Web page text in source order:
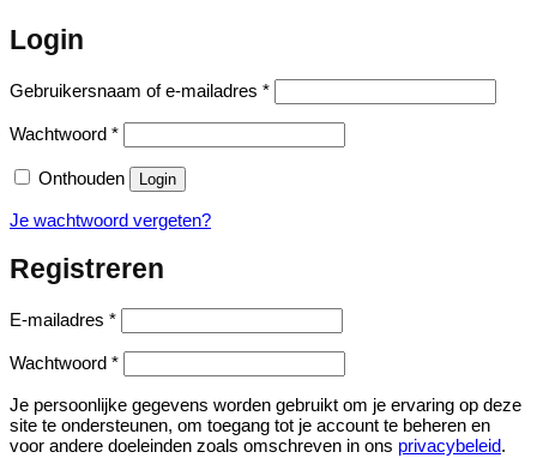
Login
Gebruikersnaam of e-mailadres *Vereist
Wachtwoord *Vereist
Onthouden Login
Je wachtwoord vergeten?
Registreren
E-mailadres *Vereist
Wachtwoord *Vereist
Je persoonlijke gegevens worden gebruikt om je ervaring op deze
site te ondersteunen, om toegang tot je account te beheren en
voor andere doeleinden zoals omschreven in ons privacybeleid.